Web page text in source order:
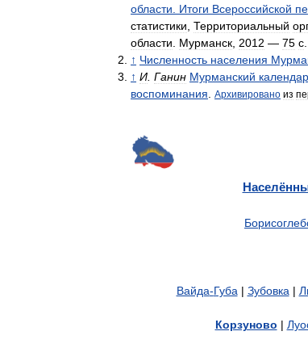
области. Итоги Всероссийской
статистики, Территориальный
области. Мурманск, 2012 — 75 с.
↑ Численность населения
↑ И. Ганин Мурманский
воспоминания. Архивировано из
Вайда-Губа| Зубовка|
Корзуново |